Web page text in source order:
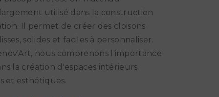
utilisé dans la construction
Il permet de créer des cloisons
solides et faciles à personnaliser.
nous comprenons l'importance
la création d'espaces intérieurs
et esthétiques.